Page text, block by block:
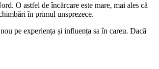
O astfel de încărcare este mare, mai ales că
în primul unsprezece.
pe experiența și influența sa în careu. Dacă